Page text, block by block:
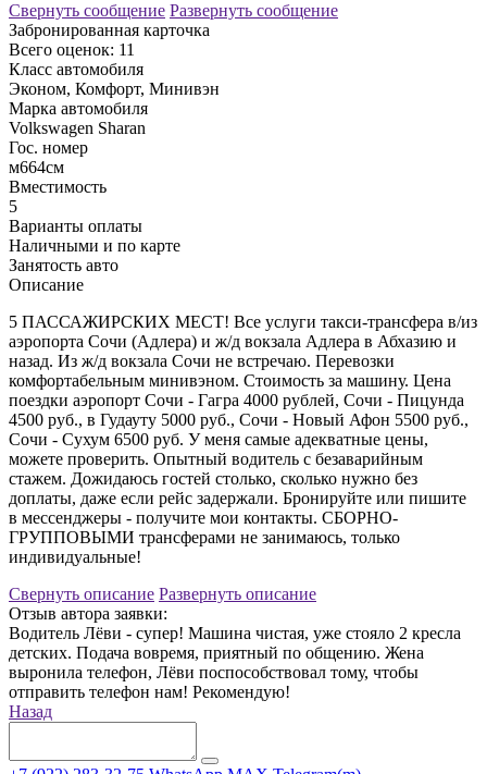
Свернуть сообщение Развернуть сообщение
Забронированная карточка
Всего оценок: 11
Класс автомобиля
Эконом, Комфорт, Минивэн
Марка автомобиля
Volkswagen Sharan
Гос. номер
м664см
Вместимость
5
Варианты оплаты
Наличными и по карте
Занятость авто
Описание
5 ПАССАЖИРСКИХ МЕСТ! Все услуги такси-трансфера в/из
аэропорта Сочи (Адлера) и ж/д вокзала Адлера в Абхазию и
назад. Из ж/д вокзала Сочи не встречаю. Перевозки
комфортабельным минивэном. Стоимость за машину. Цена
поездки аэропорт Сочи - Гагра 4000 рублей, Сочи - Пицунда
4500 руб., в Гудауту 5000 руб., Сочи - Новый Афон 5500 руб.,
Сочи - Сухум 6500 руб. У меня самые адекватные цены,
можете проверить. Опытный водитель с безаварийным
стажем. Дожидаюсь гостей столько, сколько нужно без
доплаты, даже если рейс задержали. Бронируйте или пишите
в мессенджеры - получите мои контакты. СБОРНО-
ГРУППОВЫМИ трансферами не занимаюсь, только
индивидуальные!
Свернуть описание Развернуть описание
Отзыв автора заявки:
Водитель Лёви - супер! Машина чистая, уже стояло 2 кресла
детских. Подача вовремя, приятный по общению. Жена
выронила телефон, Лёви поспособствовал тому, чтобы
отправить телефон нам! Рекомендую!
Назад